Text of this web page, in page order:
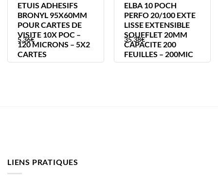
ETUIS ADHESIFS
BRONYL 95X60MM
POUR CARTES DE
VISITE 10X POC –
120 MICRONS – 5X2
CARTES
5,36€
ELBA 10 POCH
PERFO 20/100 EXTE
LISSE EXTENSIBLE
SOUFFLET 20MM
CAPACITE 200
FEUILLES – 200MIC
35,38€
LIENS PRATIQUES